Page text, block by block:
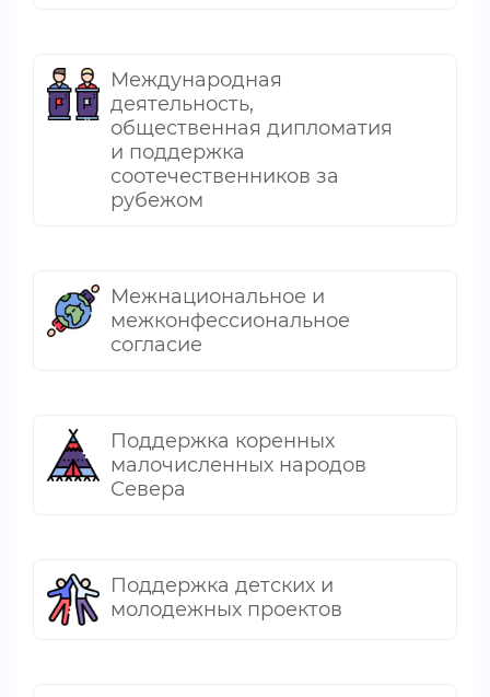
Международная
деятельность,
общественная дипломатия
и поддержка
соотечественников за
рубежом
Межнациональное и
межконфессиональное
согласие
Поддержка коренных
малочисленных народов
Севера
Поддержка детских и
молодежных проектов